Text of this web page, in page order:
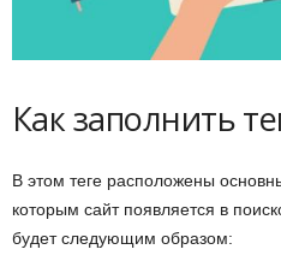
Как заполнить
В этом теге расположены
которым сайт появляется в
будет следующим образом: